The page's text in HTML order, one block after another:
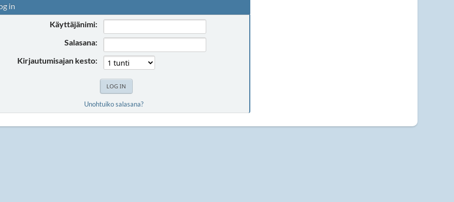
in
Käyttäjänimi:
Salasana:
Kirjautumisajan kesto:
Unohtuiko salasana?